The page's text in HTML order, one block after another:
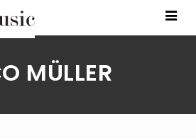
MÜLLER